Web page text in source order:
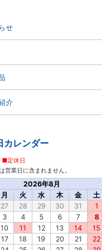
せ
介
カレンダー
2026年8月
月 火 水 木 金
土
27 28 29 30 31
1
3 4 5 6 7
8
10 11 12 13 14
15
17 18 19 20 21
22
■定休日
営業日に含まれません。